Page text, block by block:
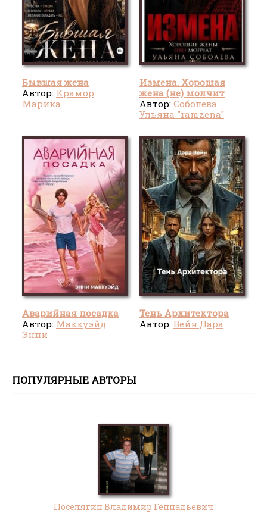
Бывшая жена
Автор: Крамор
Марика
Измена. Хорошая
жена (не) молчит
Автор: Соболева
Ульяна "ramzena"
Аварийная посадка
Автор: Маккуэйд
Энни
Тень Архитектора
Автор: Вейн Дара
ПОПУЛЯРНЫЕ АВТОРЫ
Поселягин Владимир Геннадьевич